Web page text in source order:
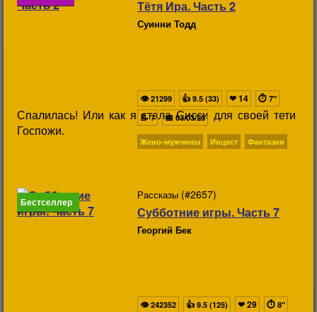
Тётя Ира. Часть 2
Суинни Тодд
Спалилась! Или как я стала Сисси для своей тети
Госпожи.
👁21299 👍 9.5 (33) ❤14 ⏱ 7"
📝7 📅 03/03/25
Жено-мужчины Инцест Фантазии
Бестселлер
Рассказы (#2657)
Субботние игры. Часть 7
Георгий Бек
👁242352 👍 9.5 (125) ❤29 ⏱ 8"